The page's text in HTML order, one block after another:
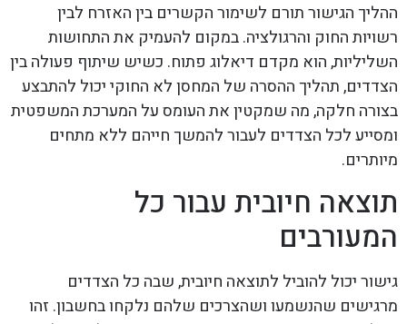
ההליך הגישור תורם לשימור הקשרים בין האזרח לבין
רשויות החוק והרגולציה. במקום להעמיק את התחושות
השליליות, הוא מקדם דיאלוג פתוח. כשיש שיתוף פעולה בין
הצדדים, תהליך ההסרה של המחסן לא החוקי יכול להתבצע
בצורה חלקה, מה שמקטין את העומס על המערכת המשפטית
ומסייע לכל הצדדים לעבור להמשך חייהם ללא מתחים
מיותרים.
תוצאה חיובית עבור כל
המעורבים
גישור יכול להוביל לתוצאה חיובית, שבה כל הצדדים
מרגישים שהנשמעו ושהצרכים שלהם נלקחו בחשבון. זהו